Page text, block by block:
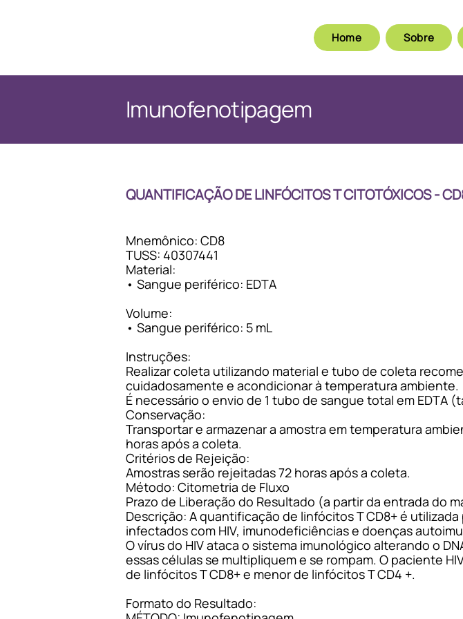
Home Sobre
Imunofenotipagem
QUANTIFICAÇÃO DE LINFÓCITOS T CITOTÓXICOS -
Mnemônico: CD8
TUSS: 40307441
Material:
• Sangue periférico: EDTA
Volume:
• Sangue periférico: 5 mL
Instruções:
Realizar coleta utilizando material e tubo de coleta
cuidadosamente e acondicionar à temperatura ambiente.
É necessário o envio de 1 tubo de sangue total em EDTA
Conservação:
Transportar e armazenar a amostra em temperatura
horas após a coleta.
Critérios de Rejeição:
Amostras serão rejeitadas 72 horas após a coleta.
Método: Citometria de Fluxo
Prazo de Liberação do Resultado (a partir da entrada do
Descrição: A quantificação de linfócitos T CD8+ é
infectados com HIV, imunodeficiências e doenças
O vírus do HIV ataca o sistema imunológico alterando o
essas células se multipliquem e se rompam. O paciente
de linfócitos T CD8+ e menor de linfócitos T CD4 +.
Formato do Resultado: